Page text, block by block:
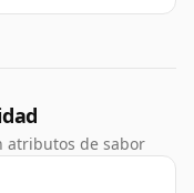
atributos de sabor